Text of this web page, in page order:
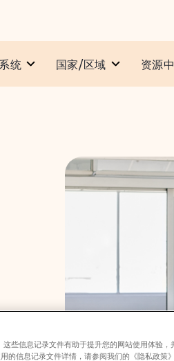
系统​ 国家/区域 资源
些信息记录文件有助于提升您的网站使用体验，
的信息记录文件详情，请参阅我们的《隐私政策